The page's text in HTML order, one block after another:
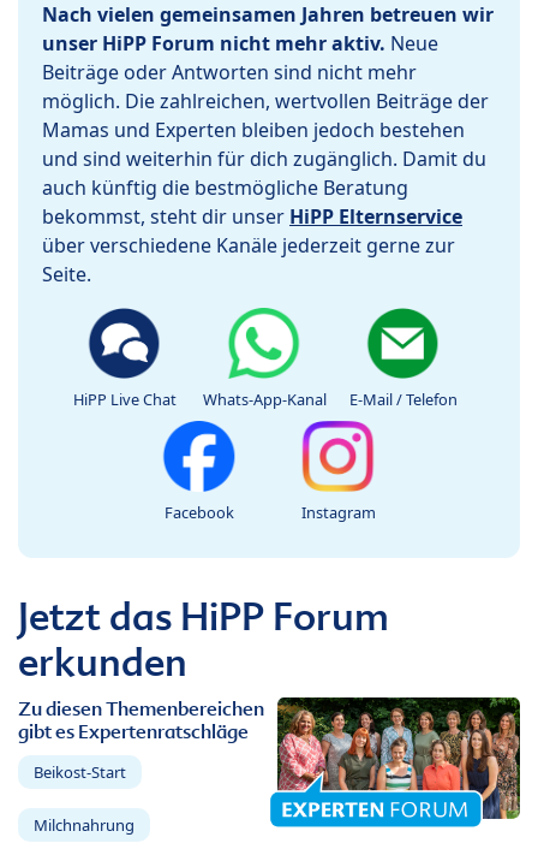
Nach vielen gemeinsamen Jahren betreuen wir
unser HiPP Forum nicht mehr aktiv. Neue
Beiträge oder Antworten sind nicht mehr
möglich. Die zahlreichen, wertvollen Beiträge der
Mamas und Experten bleiben jedoch bestehen
und sind weiterhin für dich zugänglich. Damit du
auch künftig die bestmögliche Beratung
bekommst, steht dir unser HiPP Elternservice
über verschiedene Kanäle jederzeit gerne zur
Seite.
HiPP Live Chat Whats-App-Kanal E-Mail / Telefon
Facebook Instagram
Jetzt das HiPP Forum
erkunden
Zu diesen Themenbereichen
gibt es Expertenratschläge
Beikost-Start
Milchnahrung